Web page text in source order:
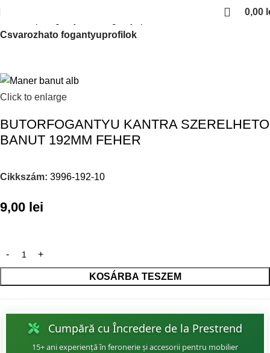
0,00
Csvarozhato fogantyuprofilok
Click to enlarge
BUTORFOGANTYU KANTRA SZERELHETO
BANUT 192MM FEHER
Cikkszám: 3996-192-10
9,00 lei
KOSÁRBA TESZEM
Cumpără cu Încredere de la Prestrend
15+ ani experiență în feronerie și accesorii pentru mobilier